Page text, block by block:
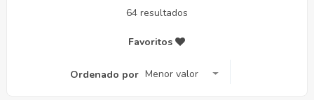
64 resultados
Favoritos
Ordenado por Menor valor